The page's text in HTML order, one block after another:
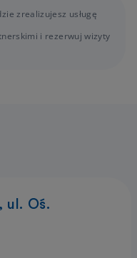
zrealizujesz usługę
i rezerwuj wizyty
ul. Oś.